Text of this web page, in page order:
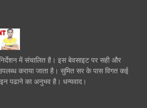
में संचालित है। इस बेवसाइट पर सही और
कराया जाता है। सुमित सर के पास विगत कई
पढाने का अनुभव है। धन्यवाद।